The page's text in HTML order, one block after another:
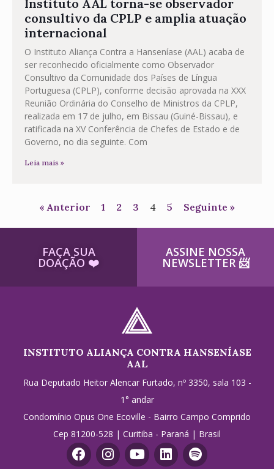
Instituto AAL torna-se observador
consultivo da CPLP e amplia atuação
internacional
O Instituto Aliança Contra a Hanseníase (AAL) acaba de
ser reconhecido oficialmente como Observador
Consultivo da Comunidade dos Países de Língua
Portuguesa (CPLP), conforme decisão aprovada na XXX
Reunião Ordinária do Conselho de Ministros da CPLP,
realizada em 17 de julho, em Bissau (Guiné-Bissau), e
ratificada na XV Conferência de Chefes de Estado e de
Governo, no dia seguinte. Com
Leia mais »
« Anterior 1 2 3 4 5 Seguinte »
FAÇA SUA
DOAÇÃO ​❤️
ASSINE NOSSA
NEWSLETTER ​📨
INSTITUTO ALIANÇA CONTRA HANSENÍASE
AAL
Rua Deputado Heitor Alencar Furtado, nº 3350, sala 103 -
1° andar
Condomínio Opus One Ecoville - Bairro Campo Comprido
Cep 81200-528 | Curitiba - Paraná | Brasil